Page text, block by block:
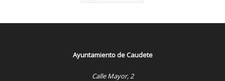
Ayuntamiento de Caudete
Calle Mayor, 2